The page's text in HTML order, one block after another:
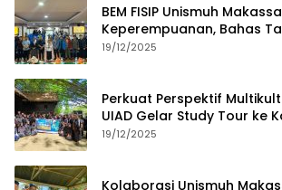
BEM FISIP Unismuh
Keperempuanan, Bahas
dan Budaya Lokal
19/12/2025
Perkuat Perspektif
UIAD Gelar Study Tour ke
19/12/2025
Kolaborasi Unismuh